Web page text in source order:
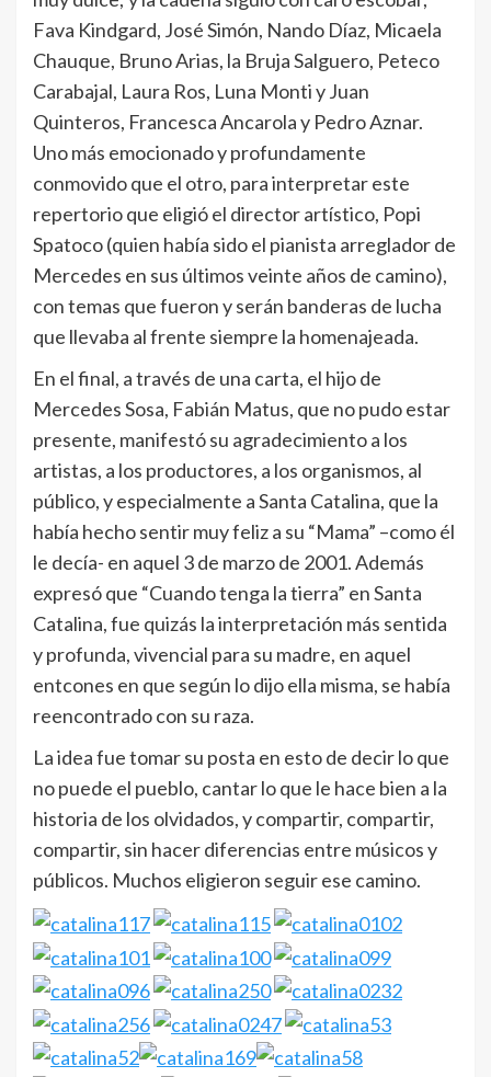
Fava Kindgard, José Simón, Nando Díaz, Micaela
Chauque, Bruno Arias, la Bruja Salguero, Peteco
Carabajal, Laura Ros, Luna Monti y Juan
Quinteros, Francesca Ancarola y Pedro Aznar.
Uno más emocionado y profundamente
conmovido que el otro, para interpretar este
repertorio que eligió el director artístico, Popi
Spatoco (quien había sido el pianista arreglador de
Mercedes en sus últimos veinte años de camino),
con temas que fueron y serán banderas de lucha
que llevaba al frente siempre la homenajeada.
En el final, a través de una carta, el hijo de
Mercedes Sosa, Fabián Matus, que no pudo estar
presente, manifestó su agradecimiento a los
artistas, a los productores, a los organismos, al
público, y especialmente a Santa Catalina, que la
había hecho sentir muy feliz a su “Mama” –como él
le decía- en aquel 3 de marzo de 2001. Además
expresó que “Cuando tenga la tierra” en Santa
Catalina, fue quizás la interpretación más sentida
y profunda, vivencial para su madre, en aquel
entcones en que según lo dijo ella misma, se había
reencontrado con su raza.
La idea fue tomar su posta en esto de decir lo que
no puede el pueblo, cantar lo que le hace bien a la
historia de los olvidados, y compartir, compartir,
compartir, sin hacer diferencias entre músicos y
públicos. Muchos eligieron seguir ese camino.